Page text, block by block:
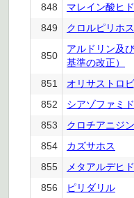
848
マレイン酸ヒ
849
クロルピリホス
850
アルドリン及
基準の改正）
851 オリサストロ
852
シアゾファミド
853
クロチアニジン
854
カズサホス
855
メタアルデヒド
856
ピリダリル